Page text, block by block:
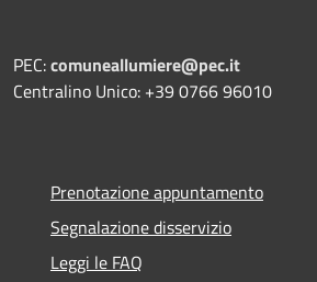
PEC:comuneallumiere@pec.it
Centralino Unico: +39 0766 96010
Prenotazione appuntamento
Segnalazione disservizio
Leggi le FAQ